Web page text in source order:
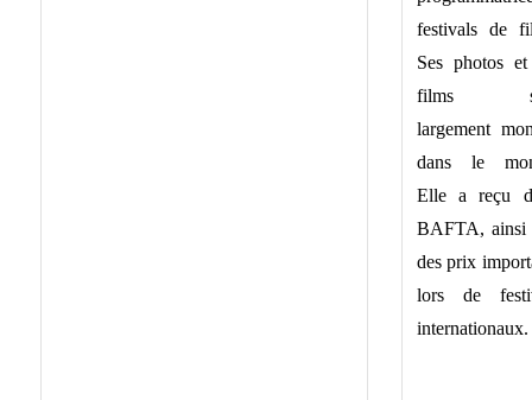
festivals de
Ses photos et
films
largement
dans le
Elle a reçu
BAFTA, ainsi
des prix
lors de
internationaux.